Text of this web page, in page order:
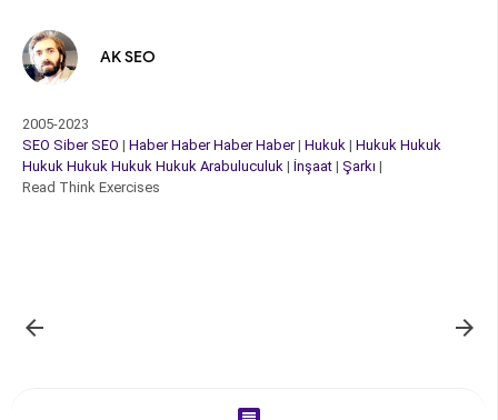
AK SEO
2005-2023
SEO Siber SEO | Haber Haber Haber Haber| Hukuk | Hukuk Hukuk
Hukuk Hukuk Hukuk Hukuk Arabuluculuk | İnşaat | Şarkı |
Read Think Exercises
 